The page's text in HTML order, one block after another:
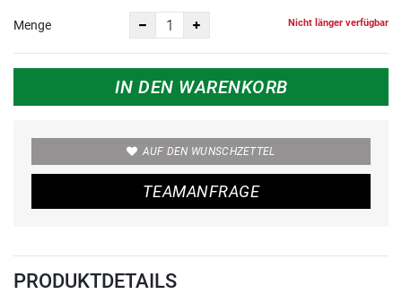
Menge Nicht länger verfügbar
IN DEN WARENKORB
AUF DEN WUNSCHZETTEL
TEAMANFRAGE
PRODUKTDETAILS